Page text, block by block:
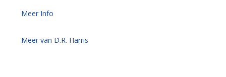
Meer Info
Meer van D.R. Harris